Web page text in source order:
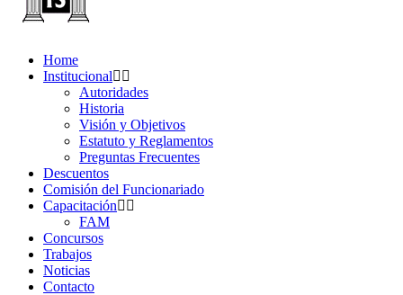
Home
Institucional
Autoridades
Historia
Visión y Objetivos
Estatuto y Reglamentos
Preguntas Frecuentes
Descuentos
Comisión del Funcionariado
Capacitación
FAM
Concursos
Trabajos
Noticias
Contacto